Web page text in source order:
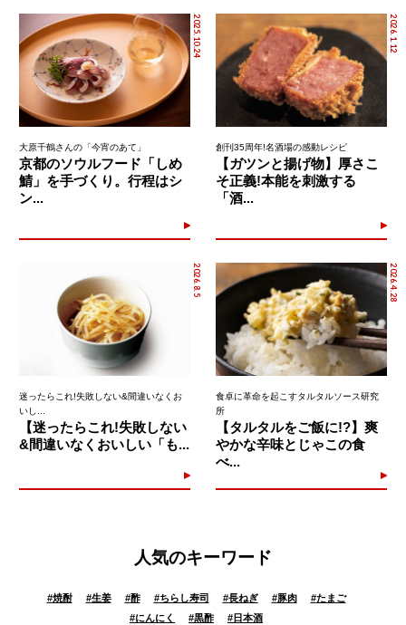
2025.10.24
大原千鶴さんの「今宵のあて」
京都のソウルフード「しめ
鯖」を手づくり。行程はシ
ン...
2026.1.12
創刊35周年!名酒場の感動レシピ
【ガツンと揚げ物】厚さこ
そ正義!本能を刺激する
「酒...
2026.8.5
迷ったらこれ!失敗しない&間違いなくお
いし...
【迷ったらこれ!失敗しない
&間違いなくおいしい「も...
2026.4.28
食卓に革命を起こすタルタルソース研究
所
【タルタルをご飯に!?】爽
やかな辛味とじゃこの食
べ...
人気のキーワード
#焼酎 #生姜 #酢 #ちらし寿司 #長ねぎ #豚肉 #たまご
#にんにく #黒酢 # 日本酒